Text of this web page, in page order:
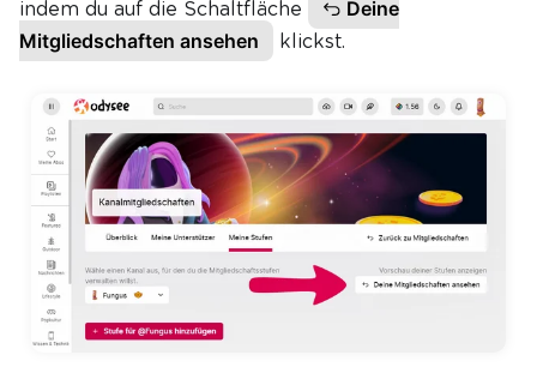
indem du auf die Schaltfläche
Deine
Mitgliedschaften ansehen
klickst.